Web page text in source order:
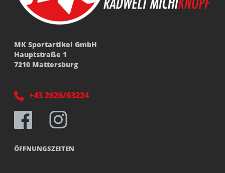
MK Sportartikel GmbH
Hauptstraße 1
7210 Mattersburg
+43 2626/63224
ÖFFNUNGSZEITEN